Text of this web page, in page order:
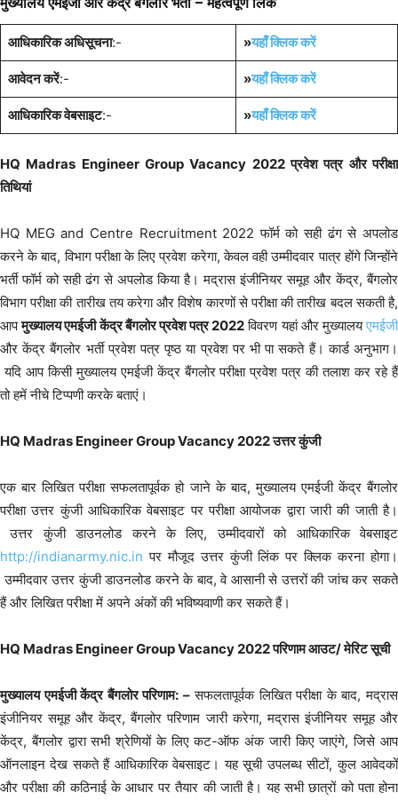
आधिकारिक अधिसूचना:- »यहाँ क्लिक करें
आवेदन करें:- »यहाँ क्लिक करें
आधिकारिक वेबसाइट:- »यहाँ क्लिक करें
HQ Madras Engineer Group Vacancy 2022 प्रवेश पत्र और परीक्षा
तिथियां
HQ MEG and Centre Recruitment 2022 फॉर्म को सही ढंग से अपलोड
करने के बाद, विभाग परीक्षा के लिए प्रवेश करेगा, केवल वही उम्मीदवार पात्र होंगे जिन्होंने
भर्ती फॉर्म को सही ढंग से अपलोड किया है। मद्रास इंजीनियर समूह और केंद्र, बैंगलोर
विभाग परीक्षा की तारीख तय करेगा और विशेष कारणों से परीक्षा की तारीख बदल सकती है,
आपमुख्यालय एमईजी केंद्र बैंगलोर प्रवेश पत्र 2022विवरण यहां और मुख्यालयएमईजी
और केंद्र बैंगलोर भर्ती प्रवेश पत्र पृष्ठ या प्रवेश पर भी पा सकते हैं। कार्ड अनुभाग।
यदि आप किसी मुख्यालय एमईजी केंद्र बैंगलोर परीक्षा प्रवेश पत्र की तलाश कर रहे हैं
तो हमें नीचे टिप्पणी करके बताएं।
HQ Madras Engineer Group Vacancy 2022 उत्तर कुंजी
एक बार लिखित परीक्षा सफलतापूर्वक हो जाने के बाद, मुख्यालय एमईजी केंद्र बैंगलोर
परीक्षा उत्तर कुंजी आधिकारिक वेबसाइट पर परीक्षा आयोजक द्वारा जारी की जाती है।
उत्तर कुंजी डाउनलोड करने के लिए, उम्मीदवारों को आधिकारिक वेबसाइट
http://indianarmy.nic.in पर मौजूद उत्तर कुंजी लिंक पर क्लिक करना होगा।
उम्मीदवार उत्तर कुंजी डाउनलोड करने के बाद, वे आसानी से उत्तरों की जांच कर सकते
हैं और लिखित परीक्षा में अपने अंकों की भविष्यवाणी कर सकते हैं।
HQ Madras Engineer Group Vacancy 2022 परिणाम आउट/ मेरिट सूची
मुख्यालय एमईजी केंद्र बैंगलोर परिणाम: –सफलतापूर्वक लिखित परीक्षा के बाद, मद्रास
इंजीनियर समूह और केंद्र, बैंगलोर परिणाम जारी करेगा, मद्रास इंजीनियर समूह और
केंद्र, बैंगलोर द्वारा सभी श्रेणियों के लिए कट-ऑफ अंक जारी किए जाएंगे, जिसे आप
ऑनलाइन देख सकते हैं आधिकारिक वेबसाइट। यह सूची उपलब्ध सीटों, कुल आवेदकों
और परीक्षा की कठिनाई के आधार पर तैयार की जाती है। यह सभी छात्रों को पता होना